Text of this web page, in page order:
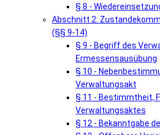
§ 8 -
Abschnitt 2:
(§§ 9-14)
§ 9 - Begriff des
Ermessensausübung
§ 10 -
Verwaltungsakt
§ 11 - Bestimmtheit,
Verwaltungsaktes
§ 12 - Bekanntgabe